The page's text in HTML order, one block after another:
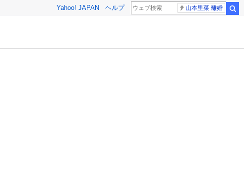
Yahoo! JAPAN ヘルプ 山本里菜 離婚